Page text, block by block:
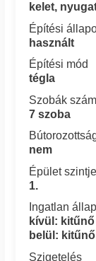
kelet,
Építési
használt
Építési mód
tégla
Szobák
7 szoba
nem
Épület szintje
1.
Ingatlan
kívül: kitűnő
belül: kitűnő
Szigetelés